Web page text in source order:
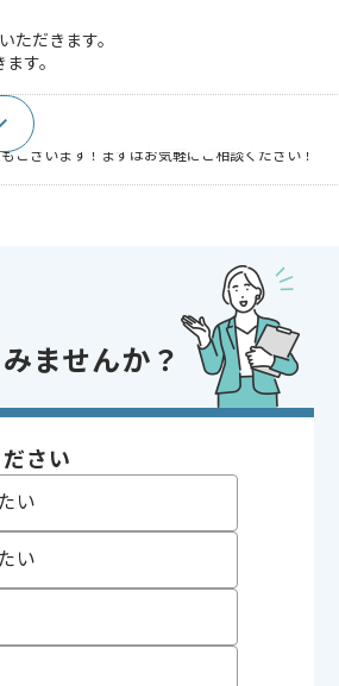
ただきます。
す。
ございます！まずはお気軽にご相談ください！
ャー企業
ませんか？
さい
い
い